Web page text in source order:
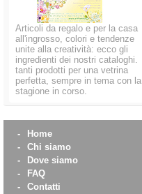
Articoli da regalo e per la casa
all'ingrosso, colori e tendenze
unite alla creatività: ecco gli
ingredienti dei nostri cataloghi.
tanti prodotti per una vetrina
perfetta, sempre in tema con la
stagione in corso.
-
Home
-
Chi siamo
-
Dove siamo
-
FAQ
-
Contatti